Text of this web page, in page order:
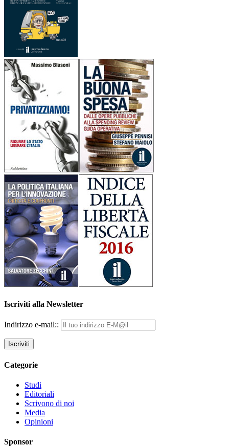
Iscriviti alla Newsletter
Indirizzo e-mail::
Categorie
Studi
Editoriali
Scrivono di noi
Media
Opinioni
Sponsor